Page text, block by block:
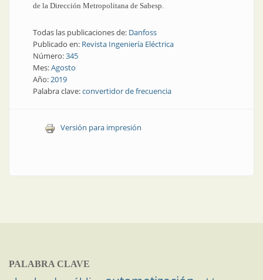
de la Dirección Metropolitana de Sabesp.
Todas las publicaciones de: Danfoss
Publicado en: Revista Ingeniería Eléctrica
Número:345
Mes:Agosto
Año:2019
Palabra clave:convertidor de frecuencia
Versión para impresión
PALABRA CLAVE